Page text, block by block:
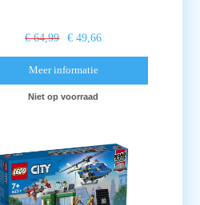
€ 64,99 € 49,66
Meer informatie
Niet op voorraad